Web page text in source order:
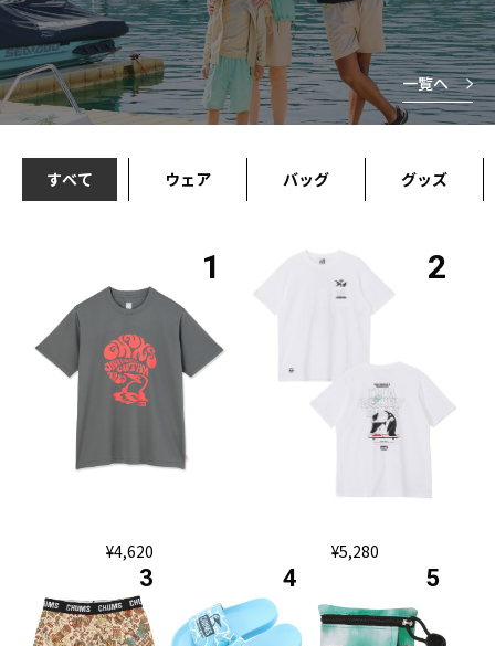
一覧へ
すべて ウェア バッグ グッズ
¥4,620 ¥5,280